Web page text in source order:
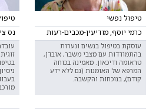
טיפול נפשי
כרמי יוסף, מודיעין-מכבים-רעות
עוסקת בטיפול בנשים ונערות
בהתמודדות עם מצבי משבר, אובדן,
טראומה ודיכאון. מאמינה בכוחה
המרפא של האומנות (גם ללא ידע
קודם), בנוכחות והקשבה.
נס